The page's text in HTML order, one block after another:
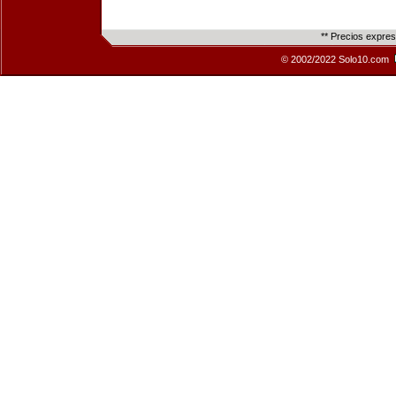
** Precios
© 2002/2022 Solo10.com